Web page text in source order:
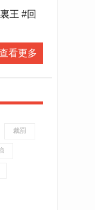
王 #回
生？
在心裡
看更多
裁罰